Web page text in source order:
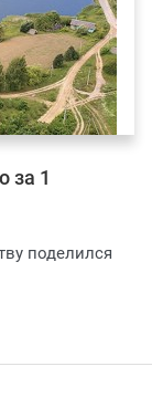
за 1
поделился